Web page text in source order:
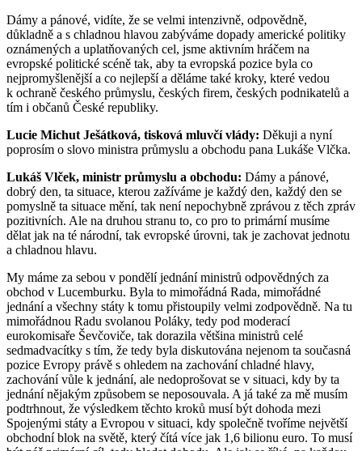
Dámy a pánové, vidíte, že se velmi intenzivně, odpovědně,
důkladně a s chladnou hlavou zabýváme dopady americké politiky
oznámených a uplatňovaných cel, jsme aktivním hráčem na
evropské politické scéně tak, aby ta evropská pozice byla co
nejpromyšlenější a co nejlepší a děláme také kroky, které vedou
k ochraně českého průmyslu, českých firem, českých podnikatelů a
tím i občanů České republiky.
Lucie Michut Ješátková, tisková mluvčí vlády: Děkuji a nyní
poprosím o slovo ministra průmyslu a obchodu pana Lukáše Vlčka.
Lukáš Vlček, ministr průmyslu a obchodu: Dámy a pánové,
dobrý den, ta situace, kterou zažíváme je každý den, každý den se
pomyslně ta situace mění, tak není nepochybně zprávou z těch zpráv
pozitivních. Ale na druhou stranu to, co pro to primární musíme
dělat jak na té národní, tak evropské úrovni, tak je zachovat jednotu
a chladnou hlavu.
My máme za sebou v pondělí jednání ministrů odpovědných za
obchod v Lucemburku. Byla to mimořádná Rada, mimořádné
jednání a všechny státy k tomu přistoupily velmi zodpovědně. Na tu
mimořádnou Radu svolanou Poláky, tedy pod moderací
eurokomisaře Ševčoviče, tak dorazila většina ministrů celé
sedmadvacítky s tím, že tedy byla diskutována nejenom ta současná
pozice Evropy právě s ohledem na zachování chladné hlavy,
zachování vůle k jednání, ale nedoprošovat se v situaci, kdy by ta
jednání nějakým způsobem se neposouvala. A já také za mě musím
podtrhnout, že výsledkem těchto kroků musí být dohoda mezi
Spojenými státy a Evropou v situaci, kdy společně tvoříme největší
obchodní blok na světě, který čítá více jak 1,6 bilionu euro. To musí